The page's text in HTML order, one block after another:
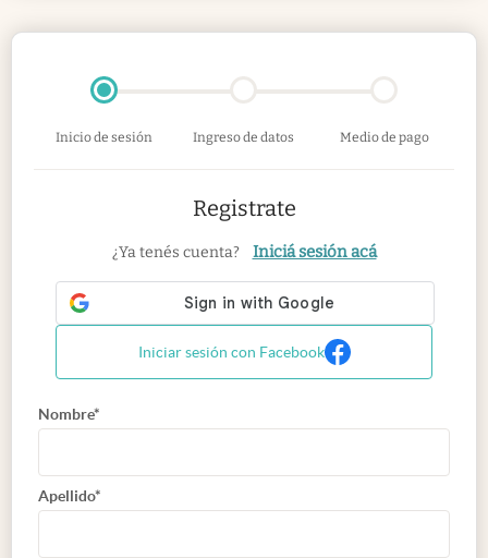
Inicio de sesión Ingreso de datos Medio de pago
Registrate
¿Ya tenés cuenta? Iniciá sesión acá
Iniciar sesión con Facebook
Nombre*
Apellido*